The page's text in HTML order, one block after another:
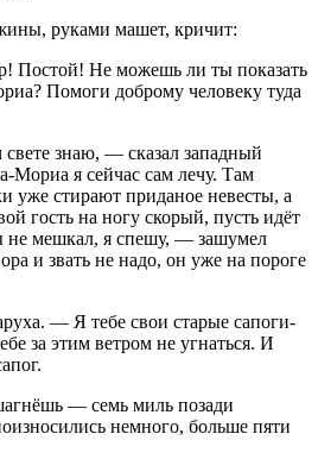
руками машет, кричит:
Постой! Не можешь ли ты показать
Помоги доброму человеку туда
знаю, — сказал западный
Мориа я сейчас сам лечу. Там
уже стирают приданое невесты, а
гость на ногу скорый, пусть идёт
не мешкал, я спешу, — зашумел
и звать не надо, он уже на пороге
— Я тебе свои старые сапоги-
за этим ветром не угнаться. И
— семь миль позади
немного, больше пяти